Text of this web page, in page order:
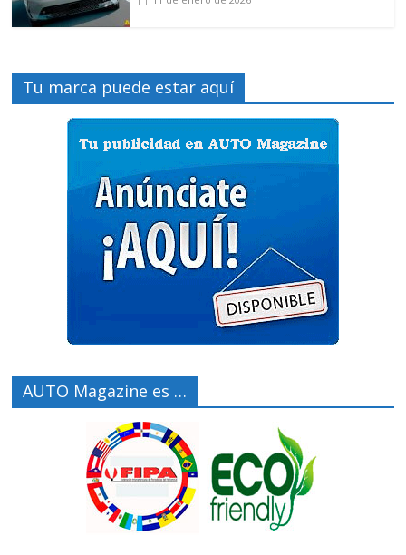
Tu marca puede estar aquí
AUTO Magazine es …